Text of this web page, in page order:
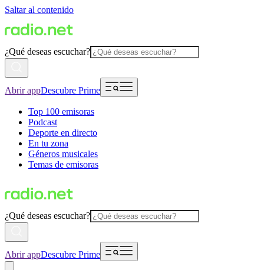
Saltar al contenido
¿Qué deseas escuchar?
Abrir appDescubre Prime
Top 100 emisoras
Podcast
Deporte en directo
En tu zona
Géneros musicales
Temas de emisoras
¿Qué deseas escuchar?
Abrir appDescubre Prime